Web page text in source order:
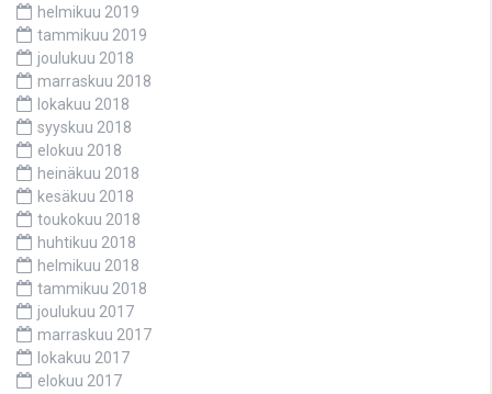
helmikuu 2019
tammikuu 2019
joulukuu 2018
marraskuu 2018
lokakuu 2018
syyskuu 2018
elokuu 2018
heinäkuu 2018
kesäkuu 2018
toukokuu 2018
huhtikuu 2018
helmikuu 2018
tammikuu 2018
joulukuu 2017
marraskuu 2017
lokakuu 2017
elokuu 2017